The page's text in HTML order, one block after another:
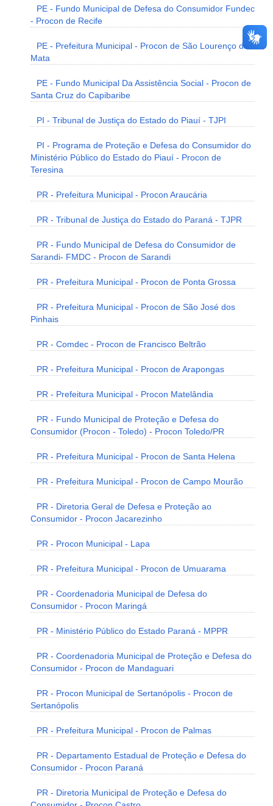
PE - Fundo Municipal de Defesa do Consumidor Fundec
- Procon de Recife
PE - Prefeitura Municipal - Procon de São Lourenço da
Mata
PE - Fundo Municipal Da Assistência Social - Procon de
Santa Cruz do Capibaribe
PI - Tribunal de Justiça do Estado do Piauí - TJPI
PI - Programa de Proteção e Defesa do Consumidor do
Ministério Público do Estado do Piauí - Procon de
Teresina
PR - Prefeitura Municipal - Procon Araucária
PR - Tribunal de Justiça do Estado do Paraná - TJPR
PR - Fundo Municipal de Defesa do Consumidor de
Sarandi- FMDC - Procon de Sarandi
PR - Prefeitura Municipal - Procon de Ponta Grossa
PR - Prefeitura Municipal - Procon de São José dos
Pinhais
PR - Comdec - Procon de Francisco Beltrão
PR - Prefeitura Municipal - Procon de Arapongas
PR - Prefeitura Municipal - Procon Matelândia
PR - Fundo Municipal de Proteção e Defesa do
Consumidor (Procon - Toledo) - Procon Toledo/PR
PR - Prefeitura Municipal - Procon de Santa Helena
PR - Prefeitura Municipal - Procon de Campo Mourão
PR - Diretoria Geral de Defesa e Proteção ao
Consumidor - Procon Jacarezinho
PR - Procon Municipal - Lapa
PR - Prefeitura Municipal - Procon de Umuarama
PR - Coordenadoria Municipal de Defesa do
Consumidor - Procon Maringá
PR - Ministério Público do Estado Paraná - MPPR
PR - Coordenadoria Municipal de Proteção e Defesa do
Consumidor - Procon de Mandaguari
PR - Procon Municipal de Sertanópolis - Procon de
Sertanópolis
PR - Prefeitura Municipal - Procon de Palmas
PR - Departamento Estadual de Proteção e Defesa do
Consumidor - Procon Paraná
PR - Diretoria Municipal de Proteção e Defesa do